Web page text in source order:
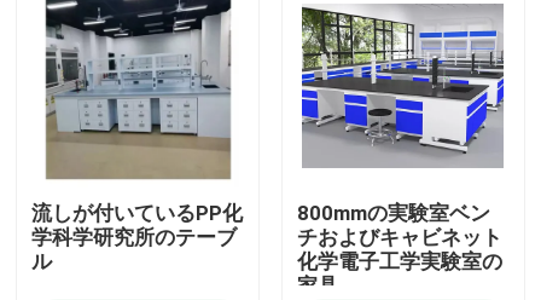
接触
製品
現代実験室の家具
学校の実験室の家具
流しが付いているPP化
学科学研究所のテーブ
ル
800mmの実験室ベン
チおよびキャビネット
化学電子工学実験室の
家具